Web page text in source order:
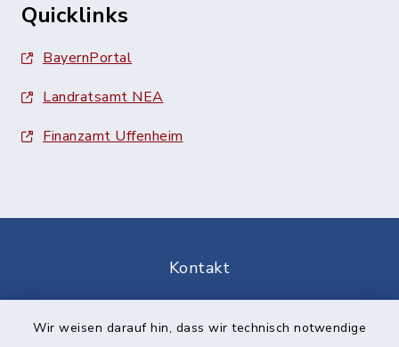
Wir weisen darauf hin, dass wir technisch notwendige
Quicklinks
BayernPortal
Landratsamt NEA
Finanzamt Uffenheim
Kontakt